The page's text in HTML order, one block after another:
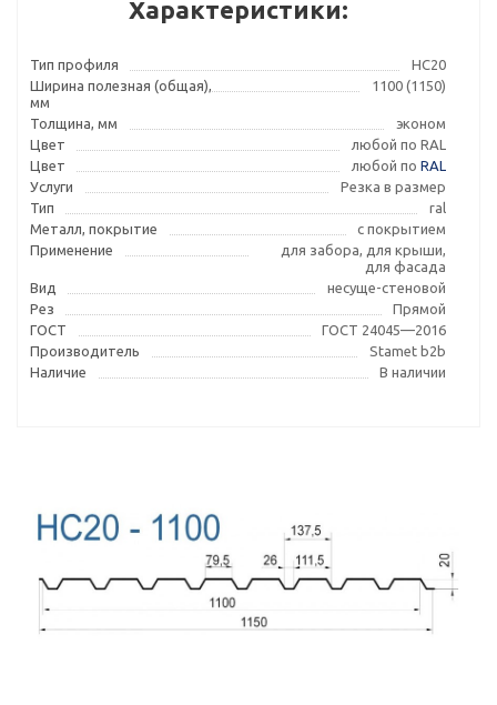
Характеристики:
Тип профиля
НС20
Ширина полезная (общая),
мм
1100 (1150)
Толщина, мм
эконом
Цвет
любой по RAL
Цвет
любой по RAL
Услуги
Резка в размер
Тип
ral
Металл, покрытие
с покрытием
Применение
для забора, для крыши,
для фасада
Вид
несуще-стеновой
Рез
Прямой
ГОСТ
ГОСТ 24045—2016
Производитель
Stamet b2b
Наличие
В наличии